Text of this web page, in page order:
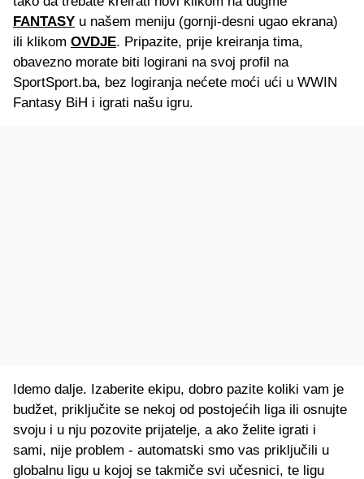
FANTASY u našem meniju (gornji-desni ugao ekrana)
ili klikom OVDJE. Pripazite, prije kreiranja tima,
obavezno morate biti logirani na svoj profil na
SportSport.ba, bez logiranja nećete moći ući u WWIN
Fantasy BiH i igrati našu igru.
Idemo dalje. Izaberite ekipu, dobro pazite koliki vam je
budžet, priključite se nekoj od postojećih liga ili osnujte
svoju i u nju pozovite prijatelje, a ako želite igrati i
sami, nije problem - automatski smo vas priključili u
globalnu ligu u kojoj se takmiče svi učesnici, te ligu